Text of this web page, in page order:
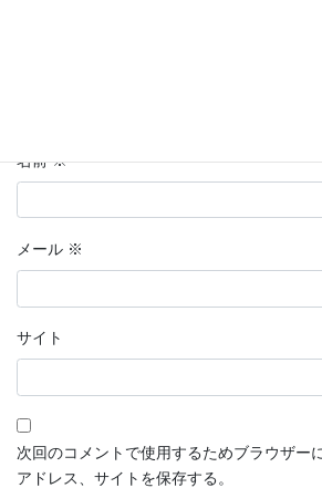
名前※
メール ※
サイト
次回のコメントで使用するためブラウザー
アドレス、サイトを保存する。